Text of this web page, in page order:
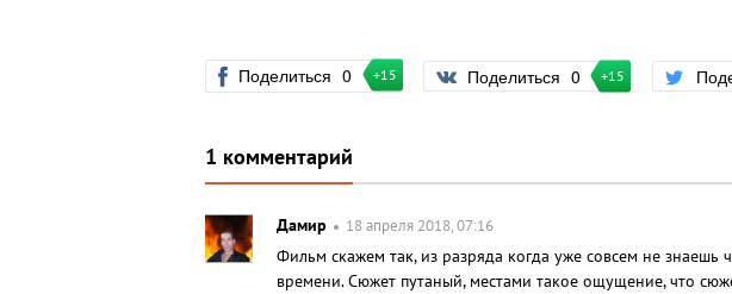
Поделиться 0 +15 Поделиться 0 +15
1 комментарий
Дамир 18 апреля 2018, 07:16
Фильм скажем так, из разряда когда уже совсем не знаешь
времени. Сюжет путаный, местами такое ощущение, что